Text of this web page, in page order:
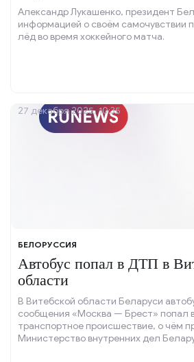
Александр Лукашенко, президент
информацией о своём самочувствии
лёд во время хоккейного матча.
БЕЛОРУССИЯ
Автобус попал в ДТП в
области
В Витебской области Беларуси
сообщения «Москва — Брест» попал
транспортное происшествие, о чём
Министерство внутренних дел
27 декабря 2025, 10:35